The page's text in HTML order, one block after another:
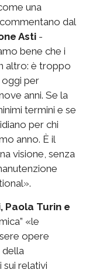
una
dal
Asti -
bene che i
altro: è troppo
per
anni. Se la
termini e se
per chi
anno. È il
visione, senza
Paola Turin e
«le
opere
della
relativi